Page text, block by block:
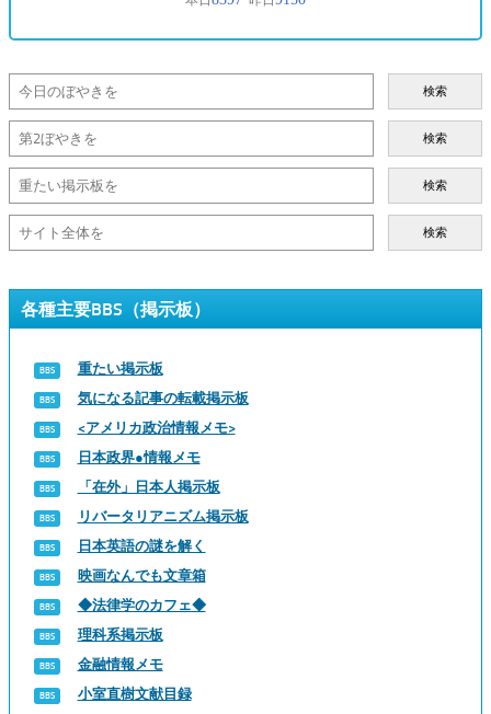
検索
検索
検索
検索
各種主要BBS（掲示板）
重たい掲示板
気になる記事の転載掲示板
<アメリカ政治情報メモ>
日本政界●情報メモ
「在外」日本人掲示板
リバータリアニズム掲示板
日本英語の謎を解く
映画なんでも文章箱
◆法律学のカフェ◆
理科系掲示板
金融情報メモ
小室直樹文献目録